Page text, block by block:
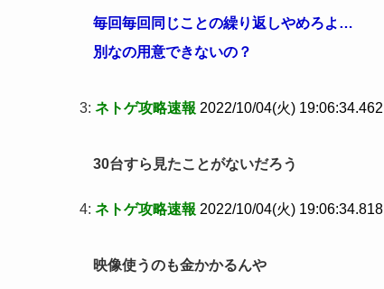
毎回毎回同じことの繰り返しやめろよ…
別なの用意できないの？
3: ネトゲ攻略速報 2022/10/04(火) 19:06:34.462
30台すら見たことがないだろう
4: ネトゲ攻略速報 2022/10/04(火) 19:06:34.818
映像使うのも金かかるんや